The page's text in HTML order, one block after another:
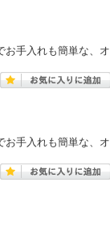
お手入れも簡単な、オ
お手入れも簡単な、オ